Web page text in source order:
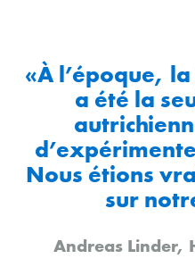
«À l’époque,
a été la
Nous étions
sur
Andreas Linder,